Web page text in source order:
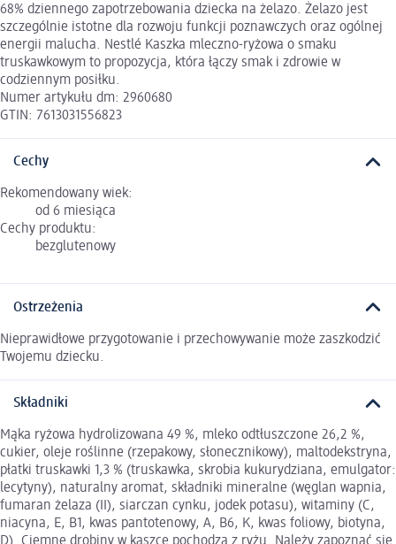
68% dziennego zapotrzebowania dziecka na żelazo. Żelazo jest
szczególnie istotne dla rozwoju funkcji poznawczych oraz ogólnej
energii malucha. Nestlé Kaszka mleczno-ryżowa o smaku
truskawkowym to propozycja, która łączy smak i zdrowie w
codziennym posiłku.
Numer artykułu dm: 2960680
GTIN: 7613031556823
Cechy
Rekomendowany wiek:
od 6 miesiąca
Cechy produktu:
bezglutenowy
Ostrzeżenia
Nieprawidłowe przygotowanie i przechowywanie może zaszkodzić
Twojemu dziecku.
Składniki
Mąka ryżowa hydrolizowana 49 %, mleko odtłuszczone 26,2 %,
cukier, oleje roślinne (rzepakowy, słonecznikowy), maltodekstryna,
płatki truskawki 1,3 % (truskawka, skrobia kukurydziana, emulgator:
lecytyny), naturalny aromat, składniki mineralne (węglan wapnia,
fumaran żelaza (II), siarczan cynku, jodek potasu), witaminy (C,
niacyna, E, B1, kwas pantotenowy, A, B6, K, kwas foliowy, biotyna,